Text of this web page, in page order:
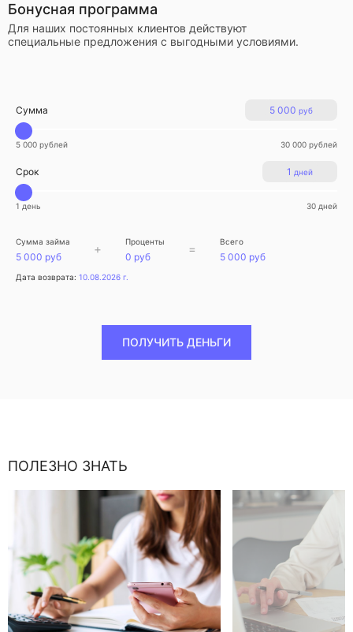
Бонусная программа
Для наших постоянных клиентов действуют
специальные предложения с выгодными условиями.
5 000 руб
Сумма
5 000 рублей 30 000 рублей
1 дней
Срок
1 день 30 дней
Сумма займа
5 000 руб
+ Проценты
0 руб
= Всего
5 000 руб
Дата возврата: 10.08.2026 г.
ПОЛУЧИТЬ ДЕНЬГИ
ПОЛЕЗНО ЗНАТЬ